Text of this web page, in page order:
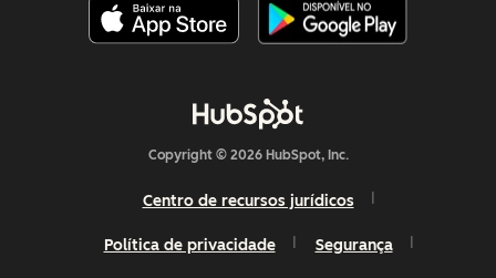
Copyright © 2026 HubSpot, Inc.
Centro de recursos jurídicos
Política de privacidade Segurança